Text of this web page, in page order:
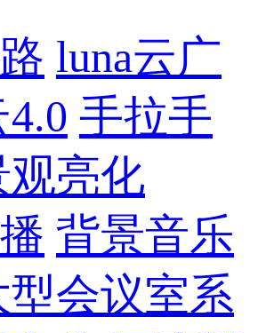
luna云广
手拉手
观亮化
背景音乐
型会议室系